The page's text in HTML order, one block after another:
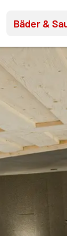
Bäder &